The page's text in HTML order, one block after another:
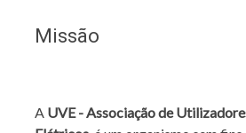
Missão
A UVE - Associação de